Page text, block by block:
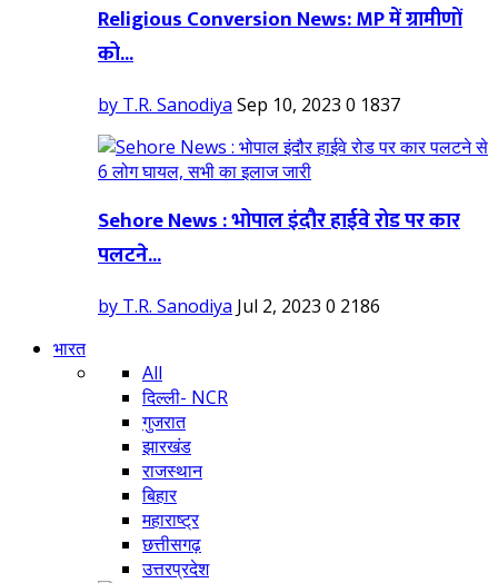
Religious Conversion News: MP में ग्रामीणों
को...
by T.R. Sanodiya Sep 10, 2023 0 1837
Sehore News : भोपाल इंदौर हाईवे रोड पर कार
पलटने...
by T.R. Sanodiya Jul 2, 2023 0 2186
भारत
All
दिल्ली- NCR
गुजरात
झारखंड
राजस्थान
बिहार
महाराष्ट्र
छत्तीसगढ़
उत्तरप्रदेश